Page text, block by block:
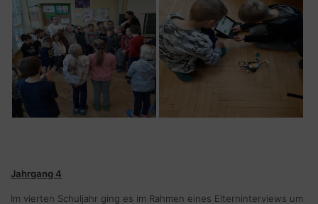
Jahrgang 4
Im vierten Schuljahr ging es im Rahmen eines Elterninterviews um